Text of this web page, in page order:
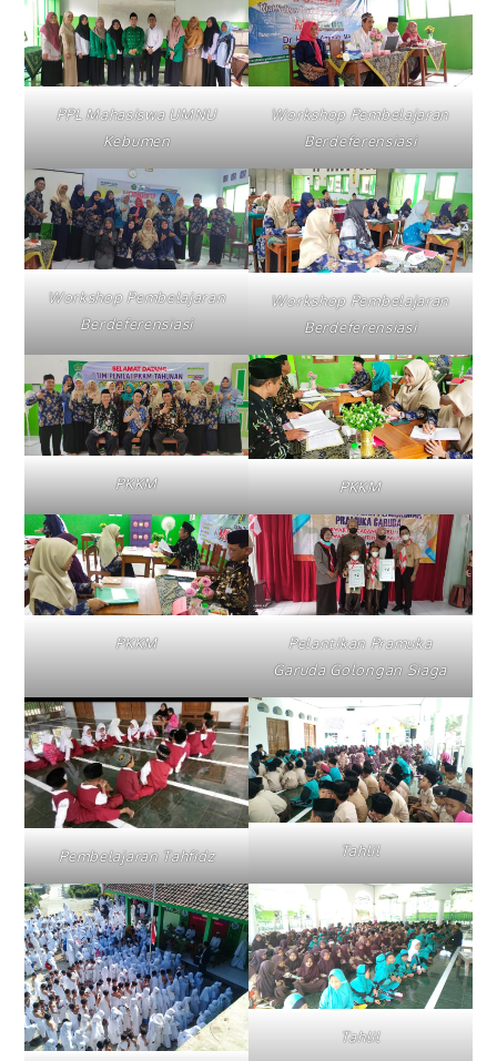
PPL Mahasiswa UMNU
Kebumen
Workshop Pembelajaran
Berdeferensiasi
Workshop Pembelajaran
Berdeferensiasi
Workshop Pembelajaran
Berdeferensiasi
PKKM PKKM
PKKM
Pelantikan Pramuka
Garuda Golongan Siaga
Pembelajaran Tahfidz Tahlil
Tahlil